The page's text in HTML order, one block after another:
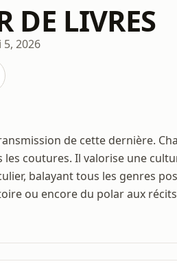
DE LIVRES
5, 2026
de cette dernière.
coutures. Il valorise une
balayant tous les genres
ou encore du polar aux